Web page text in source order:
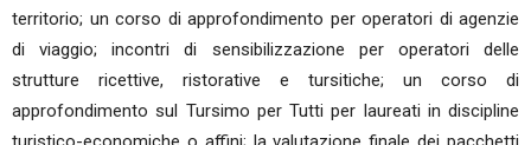
territorio; un corso di approfondimento per operatori di agenzie
di viaggio; incontri di sensibilizzazione per operatori delle
strutture ricettive, ristorative e tursitiche; un corso di
approfondimento sul Tursimo per Tutti per laureati in discipline